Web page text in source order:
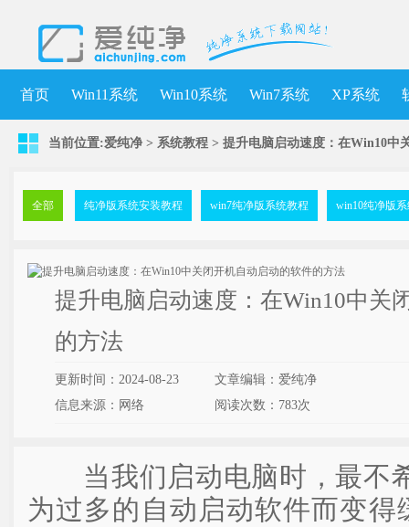
首页 Win11系统 Win10系统 Win7系统 XP系统
当前位置:爱纯净 > 系统教程 > 提升电脑启动速度：在Win10中
全部 纯净版系统安装教程 win7纯净版系统教程 win10纯净版
提升电脑启动速度：在Win10中关
的方法
更新时间：2024-08-23
文章编辑：爱纯净
信息来源：网络
阅读次数： 783次
当我们启动电脑时，最不
为过多的自动启动软件而变得